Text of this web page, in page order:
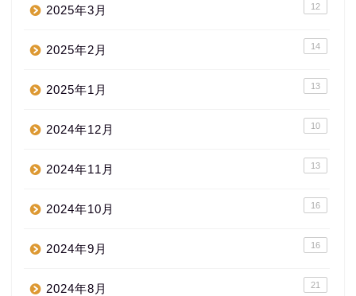
2025年3月 12
2025年2月 14
2025年1月 13
2024年12月 10
2024年11月 13
2024年10月 16
2024年9月 16
2024年8月 21